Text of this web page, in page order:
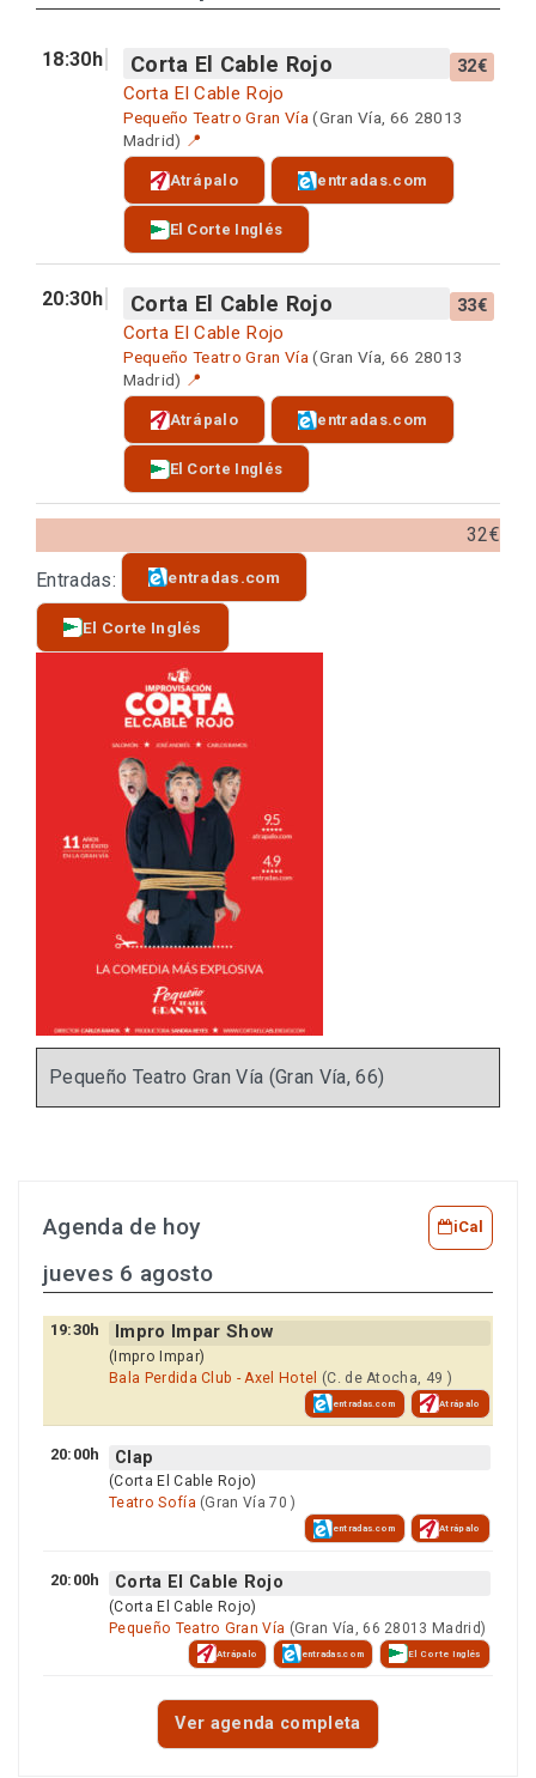
18:30h Corta El Cable Rojo 32€
Corta El Cable Rojo
Pequeño Teatro Gran Vía (Gran Vía, 66 28013
Madrid) 📍
Atrápalo entradas.com
El Corte Inglés
20:30h Corta El Cable Rojo 33€
Corta El Cable Rojo
Pequeño Teatro Gran Vía (Gran Vía, 66 28013
Madrid) 📍
Atrápalo entradas.com
El Corte Inglés
32€
Entradas:
entradas.com
El Corte Inglés
Pequeño Teatro Gran Vía (Gran Vía, 66)
Agenda de hoy iCal
jueves 6 agosto
19:30h Impro Impar Show
(Impro Impar)
Bala Perdida Club - Axel Hotel (C. de Atocha, 49 )
entradas.com Atrápalo
20:00h Clap
(Corta El Cable Rojo)
Teatro Sofía (Gran Vía 70 )
entradas.com Atrápalo
20:00h Corta El Cable Rojo
(Corta El Cable Rojo)
Pequeño Teatro Gran Vía (Gran Vía, 66 28013 Madrid)
Atrápalo entradas.com El Corte Inglés
Ver agenda completa